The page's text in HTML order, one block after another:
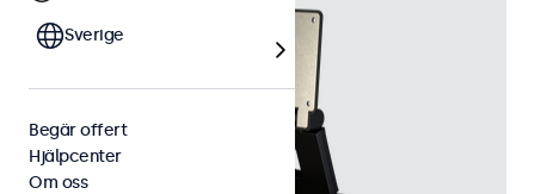
Sverige
Begär offert
Hjälpcenter
Om oss